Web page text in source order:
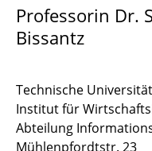
Professorin Dr.
Bissantz
Technische
Institut für
Abteilung
Mühlenpfordtstr. 23